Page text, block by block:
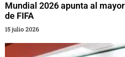
Mundial 2026 apunta al
de FIFA
15 julio 2026